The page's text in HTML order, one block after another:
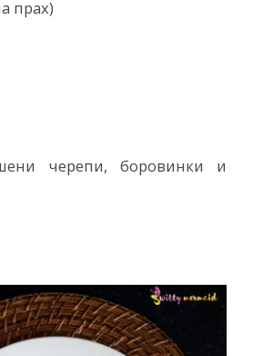
прах)
черепи, боровинки и